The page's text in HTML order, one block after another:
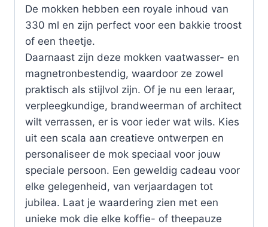
De mokken hebben een royale inhoud van
330 ml en zijn perfect voor een bakkie troost
of een theetje.
Daarnaast zijn deze mokken vaatwasser- en
magnetronbestendig, waardoor ze zowel
praktisch als stijlvol zijn. Of je nu een leraar,
verpleegkundige, brandweerman of architect
wilt verrassen, er is voor ieder wat wils. Kies
uit een scala aan creatieve ontwerpen en
personaliseer de mok speciaal voor jouw
speciale persoon. Een geweldig cadeau voor
elke gelegenheid, van verjaardagen tot
jubilea. Laat je waardering zien met een
unieke mok die elke koffie- of theepauze